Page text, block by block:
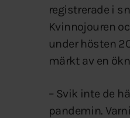
registrerade i
Kvinnojouren
under hösten
märkt av en
– Svik inte de
pandemin.